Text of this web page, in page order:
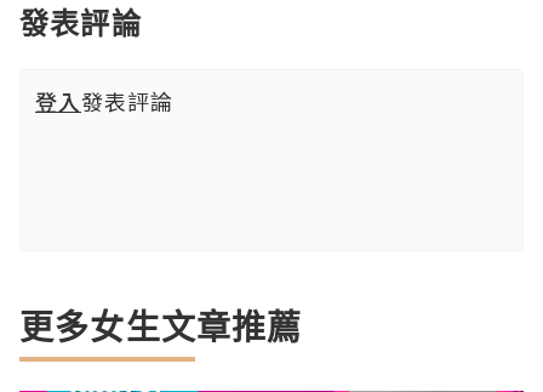
發表評論
登入發表評論
更多女生文章推薦